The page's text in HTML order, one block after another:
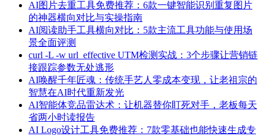
AI图片去重工具免费推荐：6款一键智能识别重复图片
的神器横向对比与实操指南
AI阅读助手工具横向对比：5款主流工具功能与使用场
景全面评测
curl -L -w url_effective UTM检测实战：3个步骤让营销链
接跟踪参数无处逃形
AI唤醒千年匠魂：传统手艺人零成本变现，让老祖宗的
智慧在AI时代重新发光
AI智能体竞品雷达术：让机器替你盯死对手，老板每天
省两小时读报告
AI Logo设计工具免费推荐：7款零基础也能快速生成专